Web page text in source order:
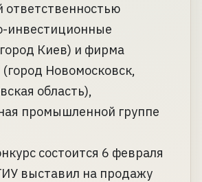
ответственностью
инвестиционные
Киев) и фирма
Новомосковск,
область),
промышленной группе
состоится 6 февраля
выставил на продажу